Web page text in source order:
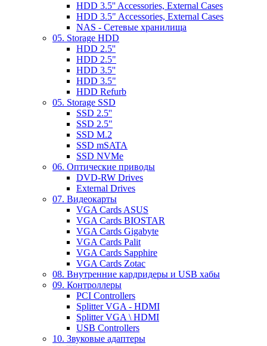
HDD 3.5'' Accessories, External Cases
HDD 3.5" Accessories, External Cases
NAS - Сетевые хранилища
05. Storage HDD
HDD 2.5''
HDD 2.5"
HDD 3.5''
HDD 3.5"
HDD Refurb
05. Storage SSD
SSD 2.5''
SSD 2.5"
SSD M.2
SSD mSATA
SSD NVMe
06. Оптические приводы
DVD-RW Drives
External Drives
07. Видеокарты
VGA Cards ASUS
VGA Cards BIOSTAR
VGA Cards Gigabyte
VGA Cards Palit
VGA Cards Sapphire
VGA Cards Zotac
08. Внутренние кардридеры и USB хабы
09. Контроллеры
PCI Controllers
Splitter VGA - HDMI
Splitter VGA \ HDMI
USB Controllers
10. Звуковые адаптеры